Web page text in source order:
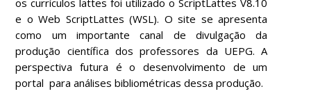
e o Web ScriptLattes (WSL). O site se apresenta
como um importante canal de divulgação da
produção científica dos professores da UEPG. A
perspectiva futura é o desenvolvimento de um
portal para análises bibliométricas dessa produção.